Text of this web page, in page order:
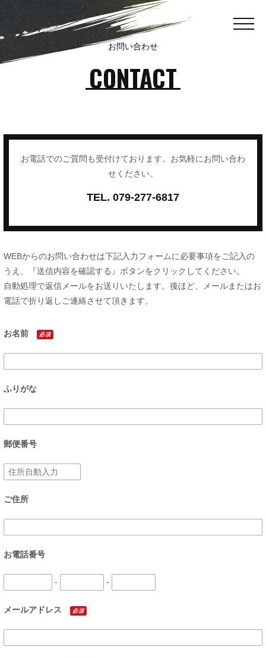
お問い合わせ
CONTACT
お電話でのご質問も受付けております。お気軽にお問い合わ
せください。
TEL. 079-277-6817
WEBからのお問い合わせは下記入力フォームに必要事項をご記入の
うえ、『送信内容を確認する』ボタンをクリックしてください。
自動処理で返信メールをお送りいたします。後ほど、メールまたはお
電話で折り返しご連絡させて頂きます。
お名前 必須
ふりがな
郵便番号
ご住所
お電話番号
- -
メールアドレス 必須